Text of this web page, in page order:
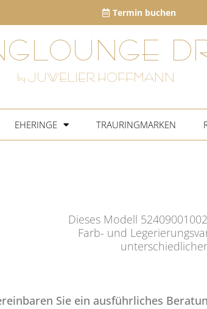
Termin buchen
by JUWELIER HOFFMANN
EHERINGE TRAURINGMARKEN
Dieses Modell
Farb- und
Sie ein ausführliches